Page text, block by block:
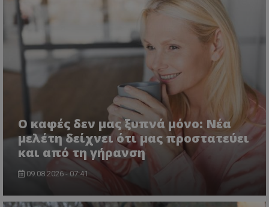
Ο καφές δεν μας ξυπνά μόνο: Νέα
μελέτη δείχνει ότι μας προστατεύει
και από τη γήρανση
09.08.2026 - 07:41